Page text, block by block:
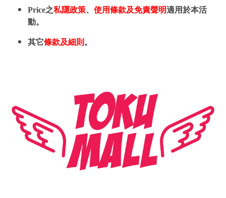
Price之私隱政策、 使用條款及免責聲明適用於本活
動。
其它條款及細則 。